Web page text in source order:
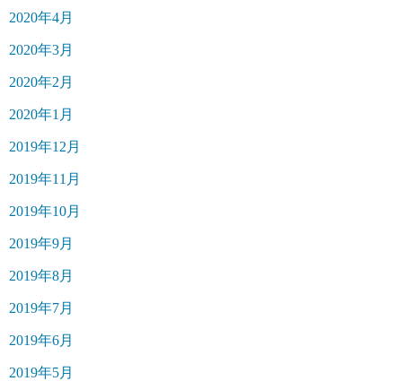
2020年4月
2020年3月
2020年2月
2020年1月
2019年12月
2019年11月
2019年10月
2019年9月
2019年8月
2019年7月
2019年6月
2019年5月